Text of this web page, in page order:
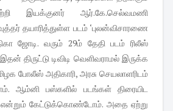
இயக்குனர் ஆர்.கே.செல்வமணி
தயாரித்துள்ள படம் ‘புலன்விசாரணை
ஜோடி. வரும் 29ம் தேதி படம் ரிலீஸ்
திருட்டு டிவிடி வெளிவராமல் இருக்க
போலீஸ் அதிகாரி, அரசு செயலாளரிடம்
ஆம்னி பஸ்களில் படங்கள் திரையிட
என்றும் கேட்டுக்கொண்டோம். அதை ஏற்று